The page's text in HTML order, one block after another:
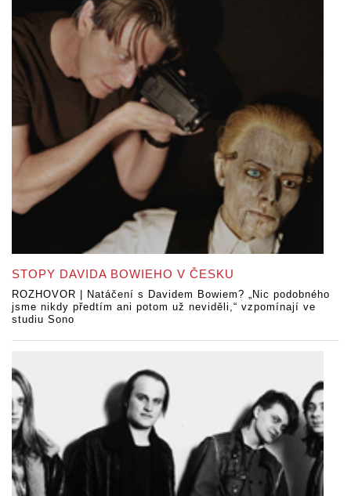
STOPY DAVIDA BOWIEHO V ČESKU
ROZHOVOR | Natáčení s Davidem Bowiem? „Nic podobného
jsme nikdy předtím ani potom už neviděli,“ vzpomínají ve
studiu Sono